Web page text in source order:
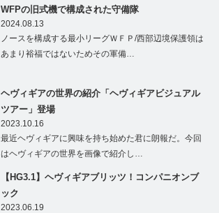
WFPの旧式機で構成された守備隊
2024.08.13
ノースを構成する最小リーグＷＦＰ/西部辺境保護領は
あまり裕福ではないためその軍備…
ヘヴィギアの世界の紹介「ヘヴィギアビジュアル
ツアー」登場
2023.10.16
最近ヘヴィギアに興味を持ち始めた君に朗報だ。今回
はヘヴィギアの世界を画像で紹介し…
【HG3.1】ヘヴィギアブリッツ！コンパニオンブ
ック
2023.06.19